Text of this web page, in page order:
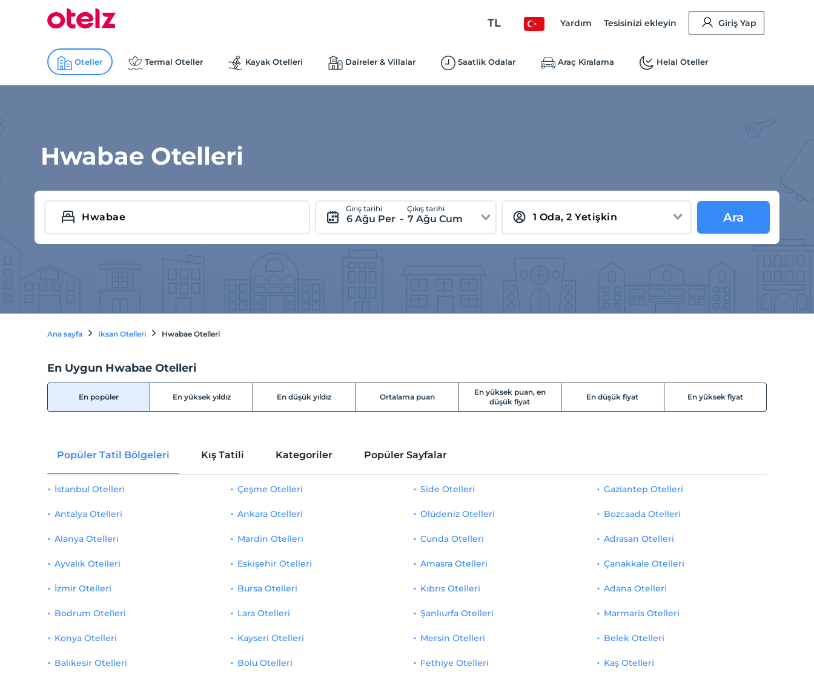
TL Yardım Tesisinizi ekleyin Giriş Yap
Oteller Termal Oteller Kayak Otelleri Daireler & Villalar Saatlik Odalar Araç Kiralama Helal Oteller
Hwabae Otelleri
Giriş tarihi
6 Ağu Per -
Çıkış tarihi
7 Ağu Cum Ara
Ana sayfa Iksan Otelleri Hwabae Otelleri
En Uygun Hwabae Otelleri
En popüler En yüksek yıldız En düşük yıldız Ortalama puan
En yüksek puan, en
düşük fiyat
En düşük fiyat En yüksek fiyat
Popüler Tatil Bölgeleri Kış Tatili Kategoriler Popüler Sayfalar
İstanbul Otelleri
Antalya Otelleri
Alanya Otelleri
Ayvalık Otelleri
İzmir Otelleri
Çeşme Otelleri
Ankara Otelleri
Mardin Otelleri
Eskişehir Otelleri
Bursa Otelleri
Side Otelleri
Ölüdeniz Otelleri
Cunda Otelleri
Amasra Otelleri
Kıbrıs Otelleri
Gaziantep Otelleri
Bozcaada Otelleri
Adrasan Otelleri
Çanakkale Otelleri
Adana Otelleri
Bodrum Otelleri
Konya Otelleri
Balıkesir Otelleri
Lara Otelleri
Kayseri Otelleri
Bolu Otelleri
Şanlıurfa Otelleri
Mersin Otelleri
Fethiye Otelleri
Marmaris Otelleri
Belek Otelleri
Kaş Otelleri